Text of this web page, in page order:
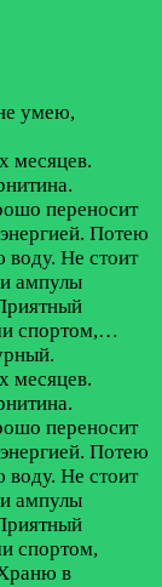
умею,
месяцев.
переносит
Потею
Не стоит
ампулы
спортом,…
месяцев.
переносит
Потею
Не стоит
ампулы
спортом,
в